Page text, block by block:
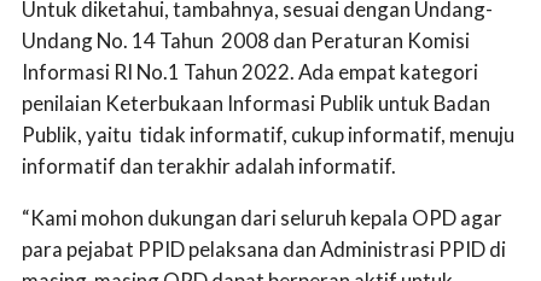
Untuk diketahui, tambahnya, sesuai dengan Undang-
Undang No. 14 Tahun 2008 dan Peraturan Komisi
Informasi RI No.1 Tahun 2022. Ada empat kategori
penilaian Keterbukaan Informasi Publik untuk Badan
Publik, yaitu tidak informatif, cukup informatif, menuju
informatif dan terakhir adalah informatif.
“Kami mohon dukungan dari seluruh kepala OPD agar
para pejabat PPID pelaksana dan Administrasi PPID di